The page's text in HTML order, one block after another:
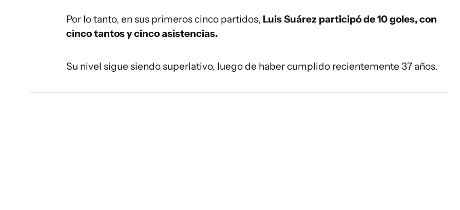
Por lo tanto, en sus primeros cinco partidos, Luis Suárez participó de 10 goles, con
cinco tantos y cinco asistencias.
Su nivel sigue siendo superlativo, luego de haber cumplido recientemente 37 años.